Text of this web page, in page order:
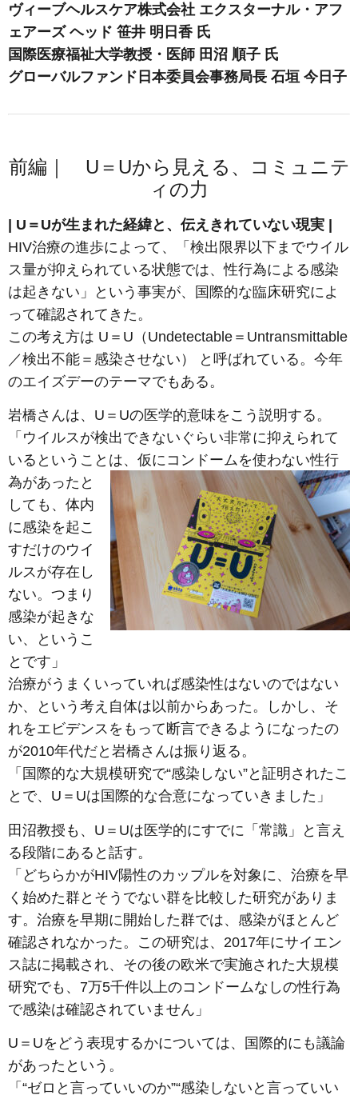
ヴィーブヘルスケア株式会社 エクスターナル・アフ
ェアーズ ヘッド 笹井 明日香 氏
国際医療福祉大学教授・医師 田沼 順子 氏
グローバルファンド日本委員会事務局長 石垣 今日子
前編｜ U＝Uから見える、コミュニテ
ィの力
| U＝Uが生まれた経緯と、伝えきれていない現実 |
HIV治療の進歩によって、「検出限界以下までウイル
ス量が抑えられている状態では、性行為による感染
は起きない」という事実が、国際的な臨床研究によ
って確認されてきた。
この考え方は U＝U（Undetectable＝Untransmittable
／検出不能＝感染させない） と呼ばれている。今年
のエイズデーのテーマでもある。
岩橋さんは、U＝Uの医学的意味をこう説明する。
「ウイルスが検出できないぐらい非常に抑えられて
いるということは、仮にコンドームを使わない性行
為があったと
しても、体内
に感染を起こ
すだけのウイ
ルスが存在し
ない。つまり
感染が起きな
い、というこ
とです」
治療がうまくいっていれば感染性はないのではない
か、という考え自体は以前からあった。しかし、そ
れをエビデンスをもって断言できるようになったの
が2010年代だと岩橋さんは振り返る。
「国際的な大規模研究で“感染しない”と証明されたこ
とで、U＝Uは国際的な合意になっていきました」
田沼教授も、U＝Uは医学的にすでに「常識」と言え
る段階にあると話す。
「どちらかがHIV陽性のカップルを対象に、治療を早
く始めた群とそうでない群を比較した研究がありま
す。治療を早期に開始した群では、感染がほとんど
確認されなかった。この研究は、2017年にサイエン
ス誌に掲載され、その後の欧米で実施された大規模
研究でも、7万5千件以上のコンドームなしの性行為
で感染は確認されていません」
U＝Uをどう表現するかについては、国際的にも議論
があったという。
「“ゼロと言っていいのか”“感染しないと言っていい